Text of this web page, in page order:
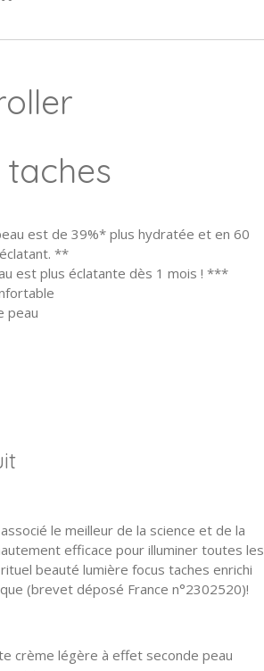
est de 39%* plus hydratée et en 60
**
est plus éclatante dès 1 mois ! ***
peau
le meilleur de la science et de la
efficace pour illuminer toutes les
beauté lumière focus taches enrichi
(brevet déposé France n°2302520)!
crème légère à effet seconde peau